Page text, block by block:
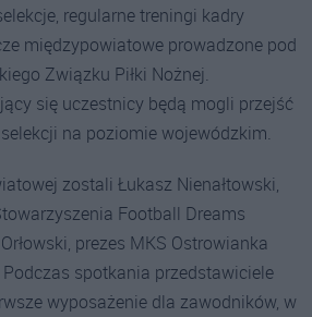
regularne treningi kadry
międzypowiatowe prowadzone pod
Związku Piłki Nożnej.
się uczestnicy będą mogli przejść
na poziomie wojewódzkim.
zostali Łukasz Nienałtowski,
Football Dreams
prezes MKS Ostrowianka
spotkania przedstawiciele
wyposażenie dla zawodników, w